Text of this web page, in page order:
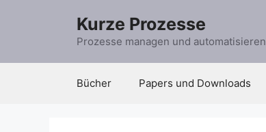
Kurze Prozesse
Prozesse managen und automatisieren
Bücher Papers und Downloads